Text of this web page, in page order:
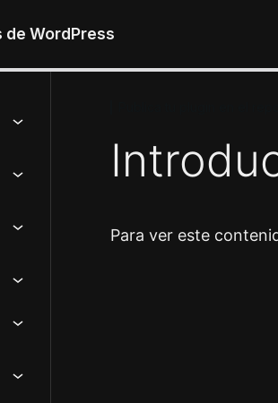
de WordPress
Para ver este